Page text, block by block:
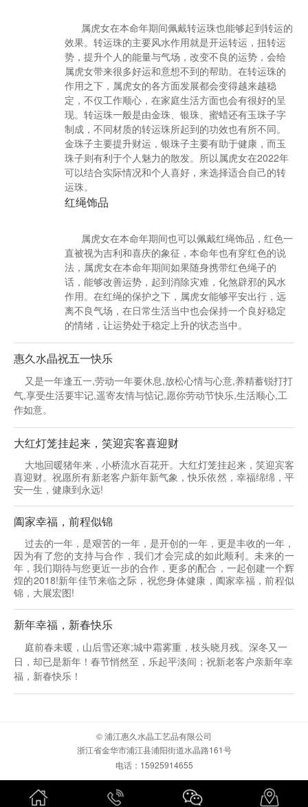
属虎女在本命年期间佩戴转运珠也能够起到转运的
效果。转运珠的主要风水作用就是开运转运，扭转运
势，提升个人的能量与气场，改变不良的运势，会给
属虎女带来很多好运和意想不到的帮助。在转运珠的
作用之下，属虎女的各方面发展都会变得越来越稳
定，不仅工作顺心，在家庭生活方面也会有很好的呈
现。转运珠一般是由金珠、银珠、蜜蜡还有玉珠子字
制成，不同材质的转运珠所起到的功效也有所不同。
金珠子主要提升财运，银珠子主要有助于健康，而玉
珠子则有利于个人魅力的散发。所以属虎女在2022年
可以结合实际情况和个人喜好，来选择适合自己的转
运珠。
红绳饰品
属虎女在本命年期间也可以佩戴红绳饰品，红色一
直被视为吉利和喜庆的象征，本命年也有穿红色的说
法，属虎女在本命年期间如果随身携带红色绳子的
话，能够改善运势，起到消除灾难，化煞辟邪的风水
作用。在红绳的保护之下，属虎女能够平安出行，远
离不良气场，在日常生活当中也会保持一个良好稳定
的情绪，让运势处于稳定上升的状态当中。
惠久水晶祝五一快乐
又是一年逢五一,劳动一年要休息,放松心情与心意,养精蓄锐打打
气,享受生活要牢记,遥寄友情与惦记,愿你劳动节快乐,生活顺心,工
作如意。
大红灯笼挂起来，笑迎宾客喜迎财
大地回暖猪年来，小桥流水百花开。大红灯笼挂起来，笑迎宾客
喜迎财。祝愿所有新老客户新年新气象，快乐依然，幸福绵绵，平
安一生，健康到永远!
阖家幸福，前程似锦
过去的一年，是艰苦的一年，是开创的一年，更是丰收的一年，
因为有了您的支持与合作，我们才会完成的如此顺利。未来的一
年，我们期待与您更近一步的合作，更多的配合，一起创建一个辉
煌的2018!新年佳节来临之际，祝您身体健康，阖家幸福，前程似
锦，大展宏图!
新年幸福，新春快乐
庭前春未暖，山后雪还寒;城中霜雾重，枝头晓月残。深冬又一
日，却已是新年！春节悄然至，乐起平淡间；祝新老客户亲新年幸
福，新春快乐！
© 浦江惠久水晶工艺品有限公司
浙江省金华市浦江县浦阳街道水晶路161号
电话：15925914655
浙ICP备19042055号